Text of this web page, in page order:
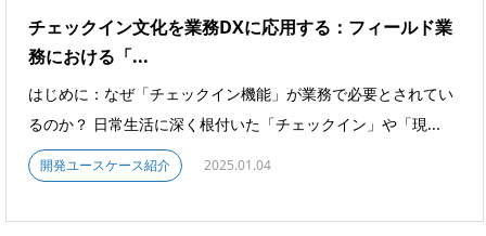
チェックイン文化を業務DXに応用する：フィールド業
務における「...
はじめに：なぜ「チェックイン機能」が業務で必要とされてい
るのか？ 日常生活に深く根付いた「チェックイン」や「現...
開発ユースケース紹介 2025.01.04